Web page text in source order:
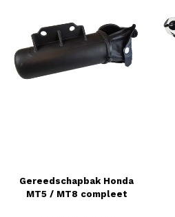
Gereedschapbak Honda
MT5 / MT8 compleet